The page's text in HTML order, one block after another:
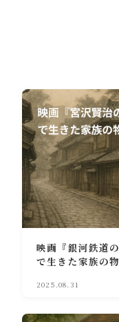
映画『銀河鉄道
で生きた家族の
2025.08.31